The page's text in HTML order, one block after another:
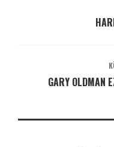
GARY OLDMAN